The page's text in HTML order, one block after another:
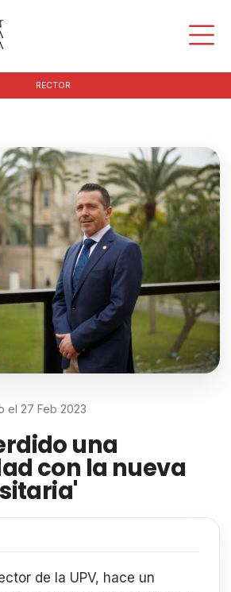
RECTOR
el 27 Feb 2023
una
con la nueva
de la UPV, hace un